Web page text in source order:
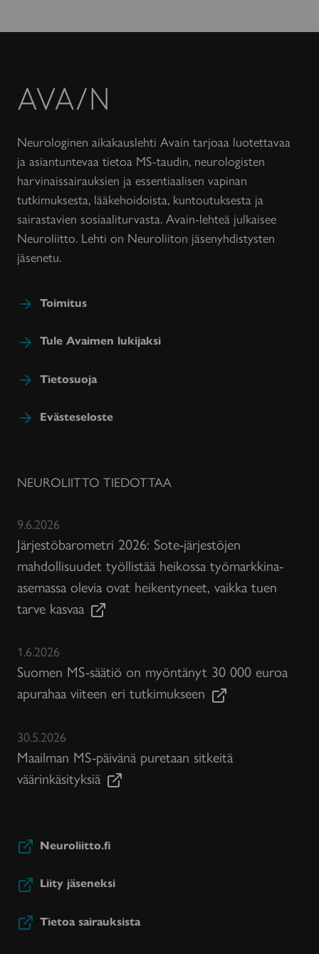
Avain-
lehti
Neurologinen aikakauslehti Avain tarjoaa luotettavaa
ja asiantuntevaa tietoa MS-taudin, neurologisten
harvinaissairauksien ja essentiaalisen vapinan
tutkimuksesta, lääkehoidoista, kuntoutuksesta ja
sairastavien sosiaaliturvasta. Avain-lehteä julkaisee
Neuroliitto. Lehti on Neuroliiton jäsenyhdistysten
jäsenetu.
Toimitus
Tule Avaimen lukijaksi
Tietosuoja
Evästeseloste
NEUROLIITTO TIEDOTTAA
9.6.2026
Järjestöbarometri 2026: Sote-järjestöjen
mahdollisuudet työllistää heikossa työmarkkina-
asemassa olevia ovat heikentyneet, vaikka tuen
tarve kasvaa
1.6.2026
Suomen MS-säätiö on myöntänyt 30 000 euroa
apurahaa viiteen eri tutkimukseen
30.5.2026
Maailman MS-päivänä puretaan sitkeitä
väärinkäsityksiä
Neuroliitto.fi
Liity jäseneksi
Tietoa sairauksista